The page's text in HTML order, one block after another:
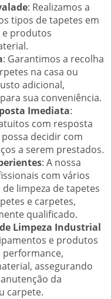
: Realizamos a
tipos de tapetes em
e produtos
: Garantimos a recolha
na casa ou
adicional,
sua conveniência.
Imediata:
com resposta
decidir com
a serem prestados.
: A nossa
com vários
limpeza de tapetes
e carpetes,
qualificado.
Limpeza Industrial
e produtos
performance,
assegurando
da
carpete.